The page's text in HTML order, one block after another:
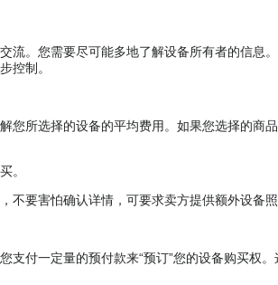
流。您需要尽可能多地了解设备所有者的信息
控制。
您所选择的设备的平均费用。如果您选择的商
。
不要害怕确认详情，可要求卖方提供额外设备
支付一定量的预付款来“预订”您的设备购买权